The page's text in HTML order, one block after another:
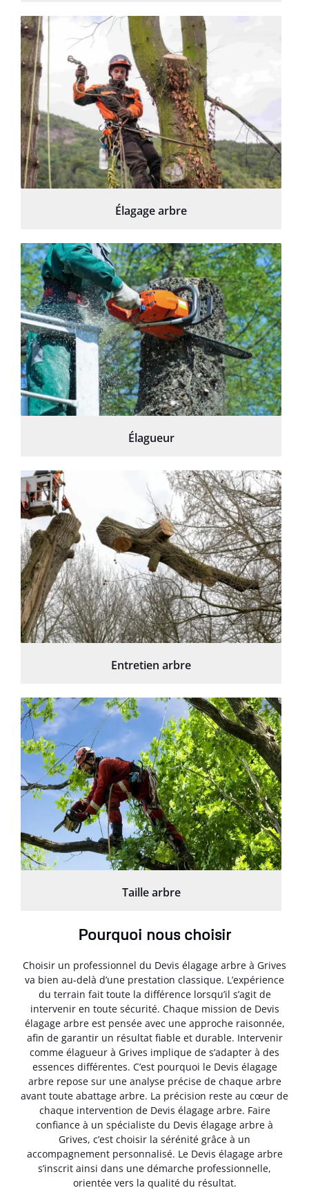
Élagage arbre
Élagueur
Entretien arbre
Taille arbre
Pourquoi nous choisir
Choisir un professionnel du Devis élagage arbre à Grives
va bien au-delà d’une prestation classique. L’expérience
du terrain fait toute la différence lorsqu’il s’agit de
intervenir en toute sécurité. Chaque mission de Devis
élagage arbre est pensée avec une approche raisonnée,
afin de garantir un résultat fiable et durable. Intervenir
comme élagueur à Grives implique de s’adapter à des
essences différentes. C’est pourquoi le Devis élagage
arbre repose sur une analyse précise de chaque arbre
avant toute abattage arbre. La précision reste au cœur de
chaque intervention de Devis élagage arbre. Faire
confiance à un spécialiste du Devis élagage arbre à
Grives, c’est choisir la sérénité grâce à un
accompagnement personnalisé. Le Devis élagage arbre
s’inscrit ainsi dans une démarche professionnelle,
orientée vers la qualité du résultat.